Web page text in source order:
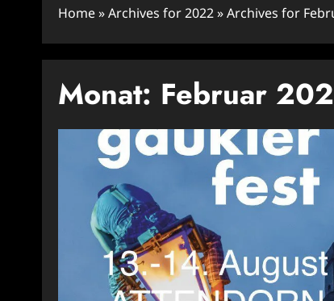
Home»Archives for 2022»Archives for
Monat: Februar